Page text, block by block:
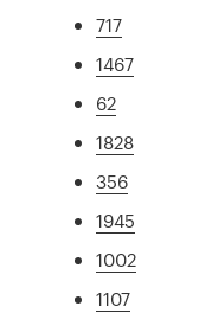
717
1467
62
1828
356
1945
1002
1107